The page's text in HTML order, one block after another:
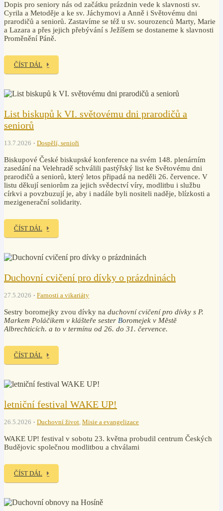
Dopis pro seniory nás od začátku prázdnin vede k slavnosti sv.
Cyrila a Metoděje a ke sv. Jáchymovi a Anně i Světovému dni
prarodičů a seniorů. Zastavíme se též u sv. sourozenců Marty, Marie
a Lazara a přes jejich přebývání s Ježíšem se dostaneme k slavnosti
Proměnění Páně.
ČÍST DÁL
List biskupů k VI. světovému dni prarodičů a
seniorů
13.7.2026 Dospělí, senioři
Biskupové České biskupské konference na svém 148. plenárním
zasedání na Velehradě schválili pastýřský list ke Světovému dni
prarodičů a seniorů, který letos připadá na neděli 26. července. V
listu děkují seniorům za jejich svědectví víry, modlitbu i službu
církvi a povzbuzují je, aby i nadále byli nositeli naděje, blízkosti a
mezigenerační solidarity.
ČÍST DÁL
Duchovní cvičení pro dívky o prázdninách
27.5.2026 Farnosti a vikariáty
Sestry boromejky zvou dívky na duchovní cvičení pro dívky s P.
Markem Poláčikem v klášteře sester Boromejek v Městě
Albrechticích. a to v termínu od 26. do 31. července.
ČÍST DÁL
letniční festival WAKE UP!
26.5.2026 Duchovní život, Misie a evangelizace
WAKE UP! festival v sobotu 23. května probudil centrum Českých
Budějovic společnou modlitbou a chválami
ČÍST DÁL